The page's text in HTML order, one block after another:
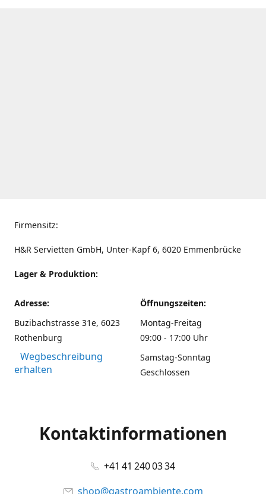
Firmensitz:
H&R Servietten GmbH, Unter-Kapf 6, 6020 Emmenbrücke
Lager & Produktion:
Adresse:
Buzibachstrasse 31e, 6023
Rothenburg
Wegbeschreibung
erhalten
Öffnungszeiten:
Montag-Freitag
09:00 - 17:00 Uhr
Samstag-Sonntag
Geschlossen
Kontaktinformationen
+41 41 240 03 34
shop@gastroambiente.com